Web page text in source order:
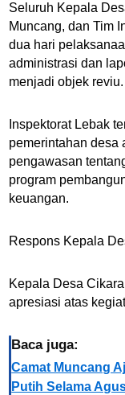
Seluruh Kepala
Muncang, dan Tim
dua hari
administrasi dan
menjadi objek reviu.
Inspektorat Lebak
pemerintahan desa
pengawasan
program
keuangan.
Respons Kepala
Kepala Desa
apresiasi atas
Baca juga:
Camat Muncang
Putih Selama